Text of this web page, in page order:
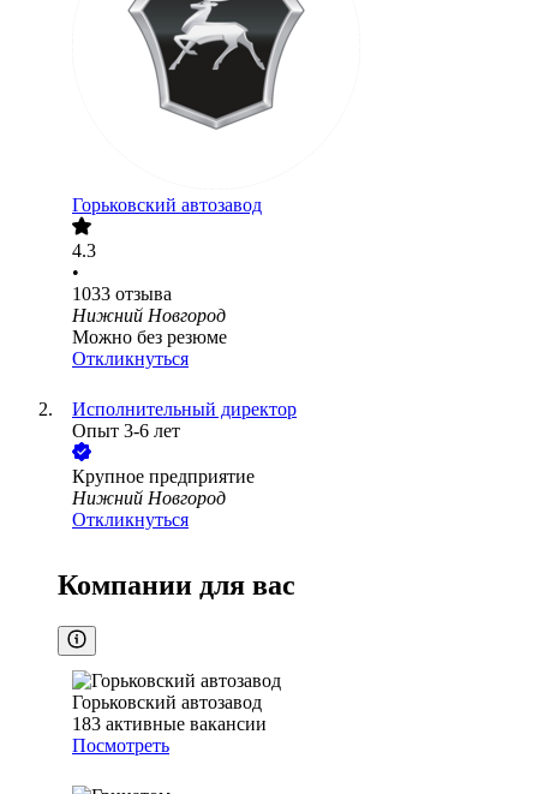
Горьковский автозавод
4.3
•
1033 отзыва
Нижний Новгород
Можно без резюме
Откликнуться
Исполнительный директор
Опыт 3-6 лет
Крупное предприятие
Нижний Новгород
Откликнуться
Компании для вас
Горьковский автозавод
183 активные вакансии
Посмотреть